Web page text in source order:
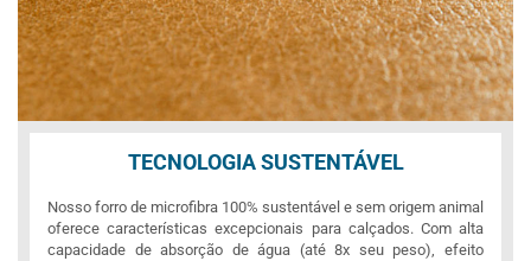
TECNOLOGIA SUSTENTÁVEL
Nosso forro de microfibra 100% sustentável e sem origem animal
oferece características excepcionais para calçados. Com alta
capacidade de absorção de água (até 8x seu peso), efeito